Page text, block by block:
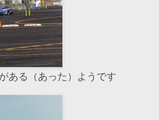
ある（あった）ようです